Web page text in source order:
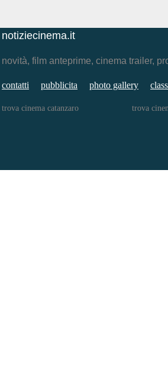
notiziecinema.it
novità, film anteprime, cinema trailer,
contatti pubblicita photo gallery
trova cinema catanzaro trova